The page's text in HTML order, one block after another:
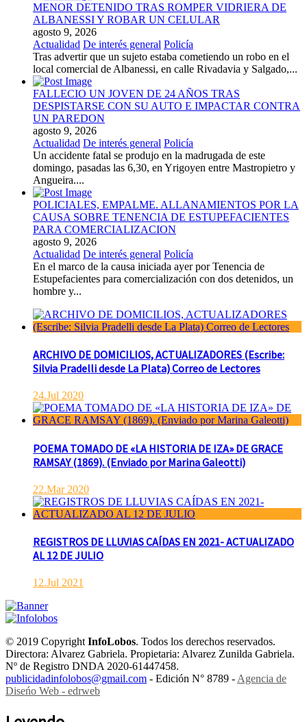
MENOR DETENIDO TRAS ROMPER VIDRIERA DE
ALBANESSI Y ROBAR UN CELULAR
agosto 9, 2026
Actualidad De interés general Policía
Tras advertir que un sujeto estaba cometiendo un robo en el
local comercial de Albanessi, en calle Rivadavia y Salgado,...
FALLECIO UN JOVEN DE 24 AÑOS TRAS
DESPISTARSE CON SU AUTO E IMPACTAR CONTRA
UN PAREDON
agosto 9, 2026
Actualidad De interés general Policía
Un accidente fatal se produjo en la madrugada de este
domingo, pasadas las 6,30, en Yrigoyen entre Mastropietro y
Angueira....
POLICIALES, EMPALME. ALLANAMIENTOS POR LA
CAUSA SOBRE TENENCIA DE ESTUPEFACIENTES
PARA COMERCIALIZACION
agosto 9, 2026
Actualidad De interés general Policía
En el marco de la causa iniciada ayer por Tenencia de
Estupefacientes para comercialización con dos detenidos, un
hombre y...
ARCHIVO DE DOMICILIOS, ACTUALIZADORES (Escribe:
Silvia Pradelli desde La Plata) Correo de Lectores
24.Jul 2020
POEMA TOMADO DE «LA HISTORIA DE IZA» DE GRACE
RAMSAY (1869). (Enviado por Marina Galeotti)
22.Mar 2020
REGISTROS DE LLUVIAS CAÍDAS EN 2021- ACTUALIZADO
AL 12 DE JULIO
12.Jul 2021
© 2019 CopyrightInfoLobos. Todos los derechos reservados.
Directora: Alvarez Gabriela. Propietaria: Alvarez Zunilda Gabriela.
Nº de Registro DNDA 2020-61447458.
publicidadinfolobos@gmail.com - Edición N° 8789 -Agencia de
Diseńo Web - edrweb